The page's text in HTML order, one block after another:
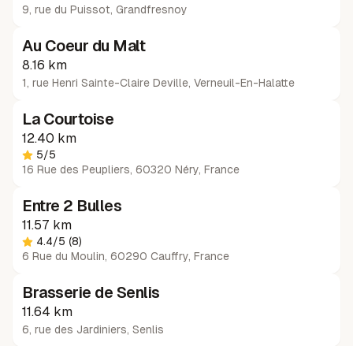
9, rue du Puissot, Grandfresnoy
Au Coeur du Malt
8.16 km
1, rue Henri Sainte-Claire Deville, Verneuil-En-Halatte
La Courtoise
12.40 km
5/5
16 Rue des Peupliers, 60320 Néry, France
Entre 2 Bulles
11.57 km
4.4/5 (8)
6 Rue du Moulin, 60290 Cauffry, France
Brasserie de Senlis
11.64 km
6, rue des Jardiniers, Senlis